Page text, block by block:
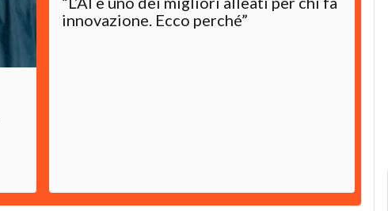
innovazione. Ecco perché”